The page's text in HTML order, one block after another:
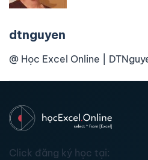
dtnguyen
@ Học Excel Online |
Click đăng ký học tại: